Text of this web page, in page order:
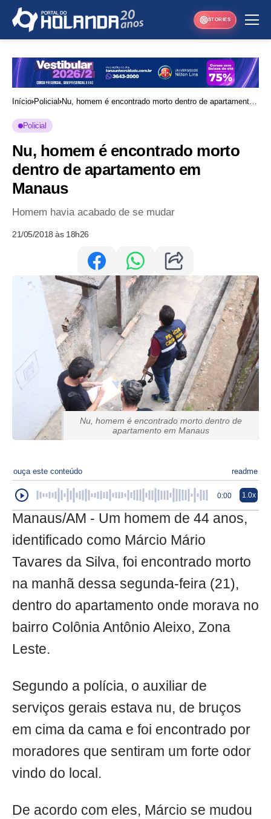
STORIES
Início Policial Nu, homem é encontrado morto dentro de apartamento
Policial
Nu, homem é encontrado morto
dentro de apartamento em
Manaus
Homem havia acabado de se mudar
21/05/2018 às 18h26
Nu, homem é encontrado morto dentro de
apartamento em Manaus
ouça este conteúdo readme
0:00 1.0x
Manaus/AM - Um homem de 44 anos,
identificado como Márcio Mário
Tavares da Silva, foi encontrado morto
na manhã dessa segunda-feira (21),
dentro do apartamento onde morava no
bairro Colônia Antônio Aleixo, Zona
Leste.
Segundo a polícia, o auxiliar de
serviços gerais estava nu, de bruços
em cima da cama e foi encontrado por
moradores que sentiram um forte odor
vindo do local.
De acordo com eles, Márcio se mudou